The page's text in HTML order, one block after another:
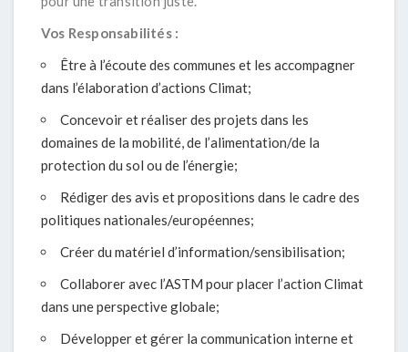
Vos Responsabilités :
Être à l’écoute des communes et les accompagner
dans l’élaboration d’actions Climat;
Concevoir et réaliser des projets dans les
domaines de la mobilité, de l’alimentation/de la
protection du sol ou de l’énergie;
Rédiger des avis et propositions dans le cadre des
politiques nationales/européennes;
Créer du matériel d’information/sensibilisation;
Collaborer avec l’ASTM pour placer l’action Climat
dans une perspective globale;
Développer et gérer la communication interne et